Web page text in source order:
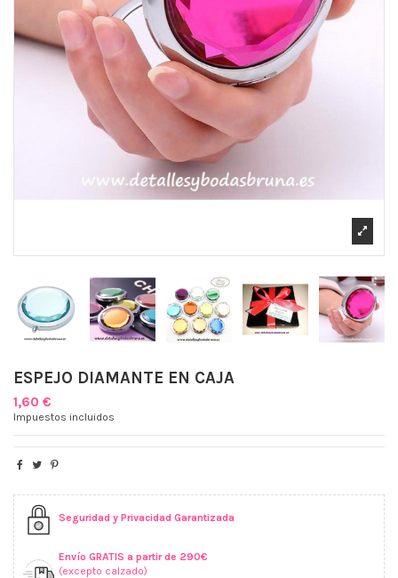
ESPEJO DIAMANTE EN CAJA
1,60 €
Impuestos incluidos
Seguridad y Privacidad Garantizada
Envío GRATIS a partir de 290€
(excepto calzado)